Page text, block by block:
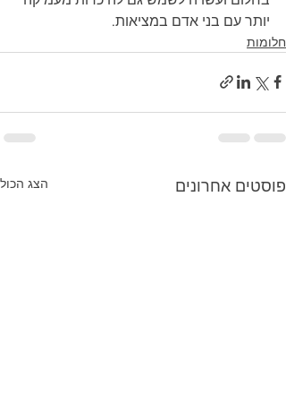
יותר עם בני אדם במציאות.
חלומות
פוסטים אחרונים הצג הכול